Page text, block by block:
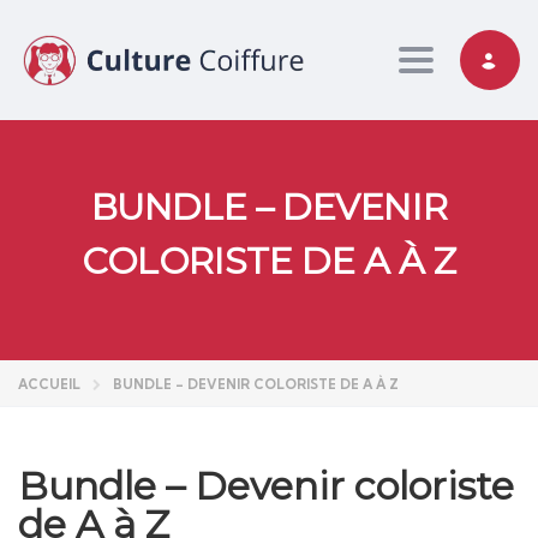
Toggle
BUNDLE – DEVENIR
COLORISTE DE A À Z
ACCUEIL BUNDLE – DEVENIR COLORISTE DE A À Z
Bundle – Devenir coloriste
de A à Z